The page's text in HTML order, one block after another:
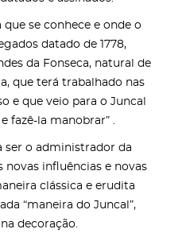
se conhece e onde o
datado de 1778,
da Fonseca, natural de
que terá trabalhado nas
e que veio para o Juncal
fazê-la manobrar” .
ser o administrador da
influências e novas
clássica e erudita
“maneira do Juncal”,
decoração.